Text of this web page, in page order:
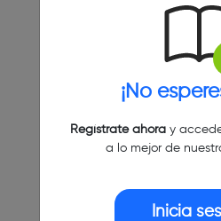
¡No
Regístrate ahoray
a lo mejor de
Inicia